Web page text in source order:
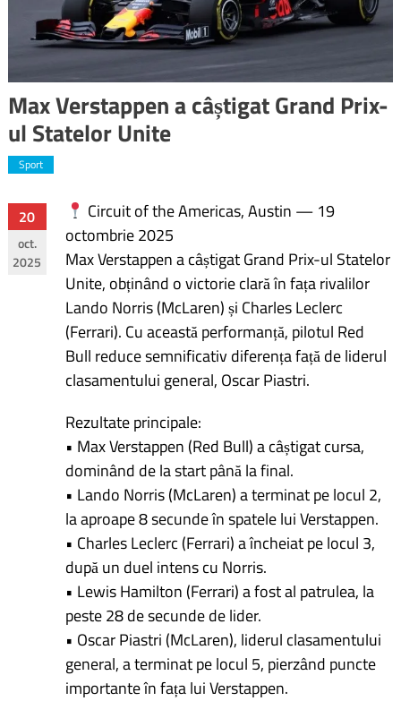
Max Verstappen a câștigat Grand Prix-
ul Statelor Unite
Sport
20
oct.
2025
Circuit of the Americas, Austin — 19
octombrie 2025
Max Verstappen a câștigat Grand Prix-ul Statelor
Unite, obținând o victorie clară în fața rivalilor
Lando Norris (McLaren) și Charles Leclerc
(Ferrari). Cu această performanță, pilotul Red
Bull reduce semnificativ diferența față de liderul
clasamentului general, Oscar Piastri.
Rezultate principale:
• Max Verstappen (Red Bull) a câștigat cursa,
dominând de la start până la final.
• Lando Norris (McLaren) a terminat pe locul 2,
la aproape 8 secunde în spatele lui Verstappen.
• Charles Leclerc (Ferrari) a încheiat pe locul 3,
după un duel intens cu Norris.
• Lewis Hamilton (Ferrari) a fost al patrulea, la
peste 28 de secunde de lider.
• Oscar Piastri (McLaren), liderul clasamentului
general, a terminat pe locul 5, pierzând puncte
importante în fața lui Verstappen.
Navigare
în
articole